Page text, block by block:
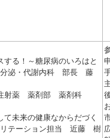
る！～糖尿病のいろはと
泌・代謝内科 部長 藤
注射薬 薬剤部 薬剤科
未来の健康なからだづく
テーション担当 近藤 樹